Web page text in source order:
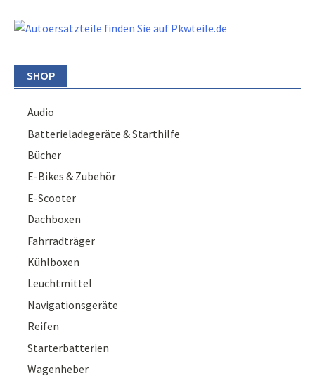
SHOP
Audio
Batterieladegeräte & Starthilfe
Bücher
E-Bikes & Zubehör
E-Scooter
Dachboxen
Fahrradträger
Kühlboxen
Leuchtmittel
Navigationsgeräte
Reifen
Starterbatterien
Wagenheber